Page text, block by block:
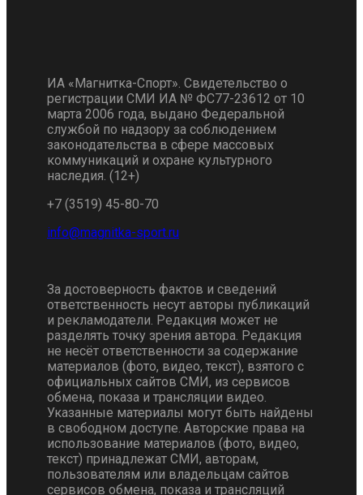
ИА «Магнитка-Спорт». Свидетельство о
регистрации СМИ ИА № ФС77-23612 от 10
марта 2006 года, выдано Федеральной
службой по надзору за соблюдением
законодательства в сфере массовых
коммуникаций и охране культурного
наследия. (12+)
+7 (3519) 45-80-70
За достоверность фактов и сведений
ответственность несут авторы публикаций
и рекламодатели. Редакция может не
разделять точку зрения автора. Редакция
не несёт ответственности за содержание
материалов (фото, видео, текст), взятого с
официальных сайтов СМИ, из сервисов
обмена, показа и трансляции видео.
Указанные материалы могут быть найдены
в свободном доступе. Авторские права на
использование материалов (фото, видео,
текст) принадлежат СМИ, авторам,
пользователям или владельцам сайтов
сервисов обмена, показа и трансляций